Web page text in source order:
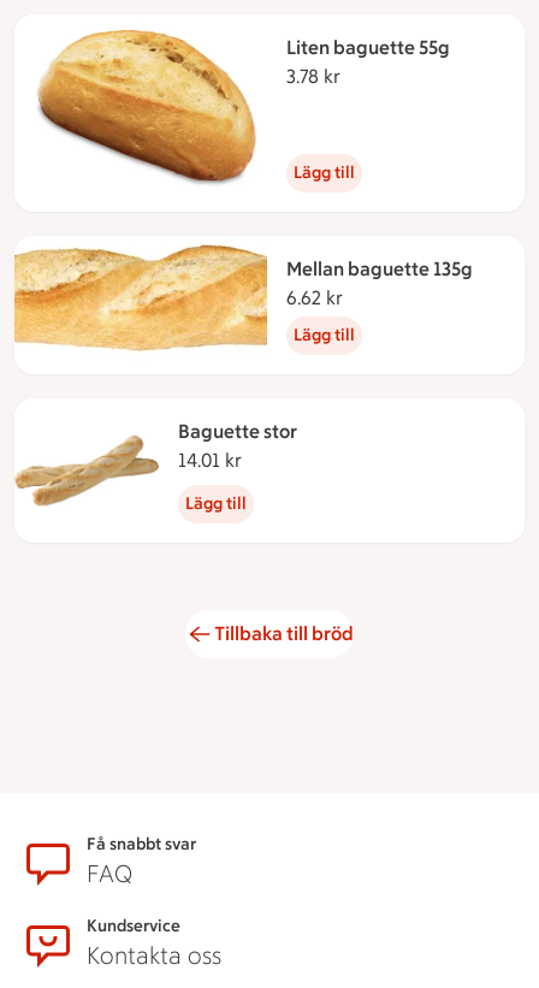
Liten baguette 55g
3.78 kr
Lägg till
Mellan baguette 135g
6.62 kr
Lägg till
Baguette stor
14.01 kr
Lägg till
Tillbaka till bröd
SidfotFå snabbt svar
FAQ
Kundservice
Kontakta oss